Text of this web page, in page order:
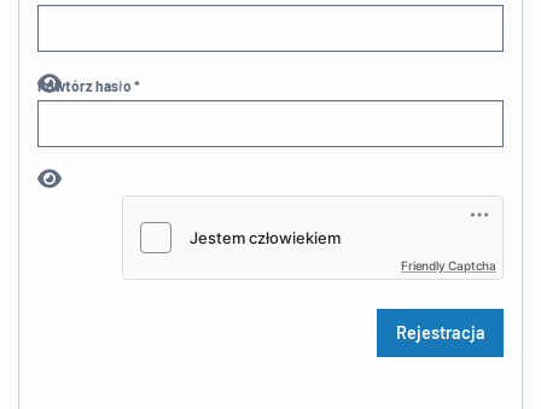
Powtórz hasło *
Friendly Captcha